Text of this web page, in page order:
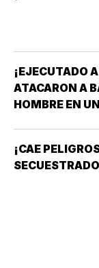
¡EJECUTADO
ATACARON A
HOMBRE EN
¡CAE